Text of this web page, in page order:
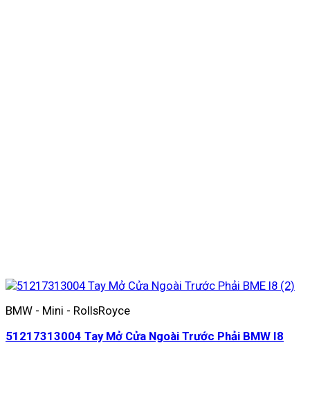
BMW - Mini - RollsRoyce
51217313004 Tay Mở Cửa Ngoài Trước Phải BMW I8